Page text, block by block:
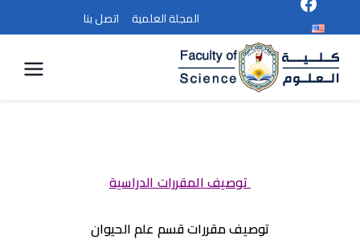
المجلة العلمية اتصل بنا
توصيف المقررات الدراسية
توصيف مقررات قسم علم الحيوان